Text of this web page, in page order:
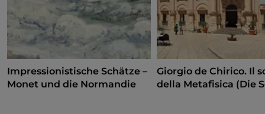
Impressionistische Schätze –
Monet und die Normandie
Giorgio de Chirico. Il
della Metafisica (Die